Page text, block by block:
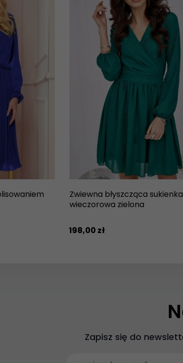
Zwiewna błyszcząca sukienka
wieczorowa zielona
198,00 zł
Zapisz się do